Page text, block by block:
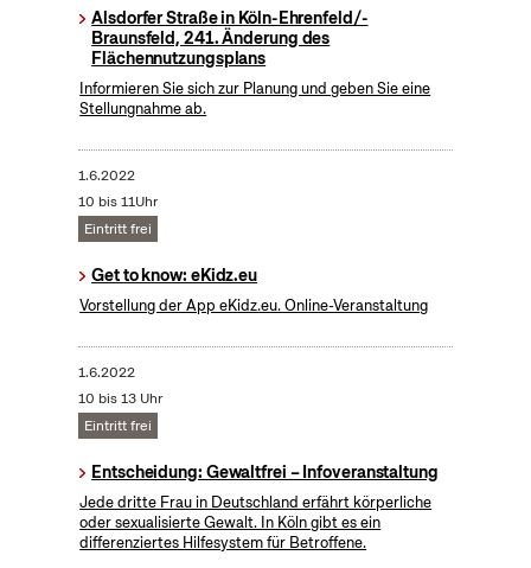
Alsdorfer Straße in Köln-Ehrenfeld/-
Braunsfeld, 241. Änderung des
Flächennutzungsplans
Informieren Sie sich zur Planung und geben Sie eine
Stellungnahme ab.
1.6.2022
10 bis 11Uhr
Eintritt frei
Get to know: eKidz.eu
Vorstellung der App eKidz.eu. Online-Veranstaltung
1.6.2022
10 bis 13 Uhr
Eintritt frei
Entscheidung: Gewaltfrei – Infoveranstaltung
Jede dritte Frau in Deutschland erfährt körperliche
oder sexualisierte Gewalt. In Köln gibt es ein
differenziertes Hilfesystem für Betroffene.